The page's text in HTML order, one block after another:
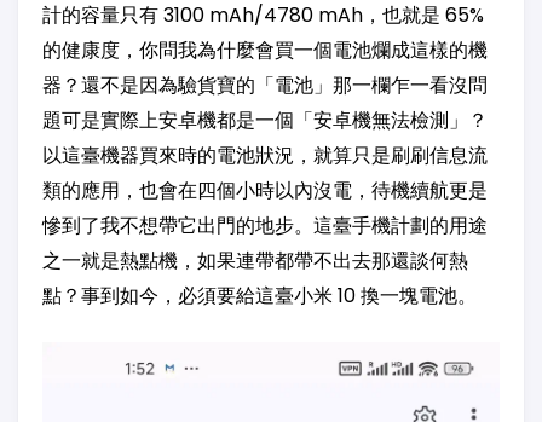
計的容量只有 3100 mAh/4780 mAh，也就是 65%
的健康度，你問我為什麼會買一個電池爛成這樣的機
器？還不是因為驗貨寶的「電池」那一欄乍一看沒問
題可是實際上安卓機都是一個「安卓機無法檢測」？
以這臺機器買來時的電池狀況，就算只是刷刷信息流
類的應用，也會在四個小時以內沒電，待機續航更是
慘到了我不想帶它出門的地步。這臺手機計劃的用途
之一就是熱點機，如果連帶都帶不出去那還談何熱
點？事到如今，必須要給這臺小米 10 換一塊電池。